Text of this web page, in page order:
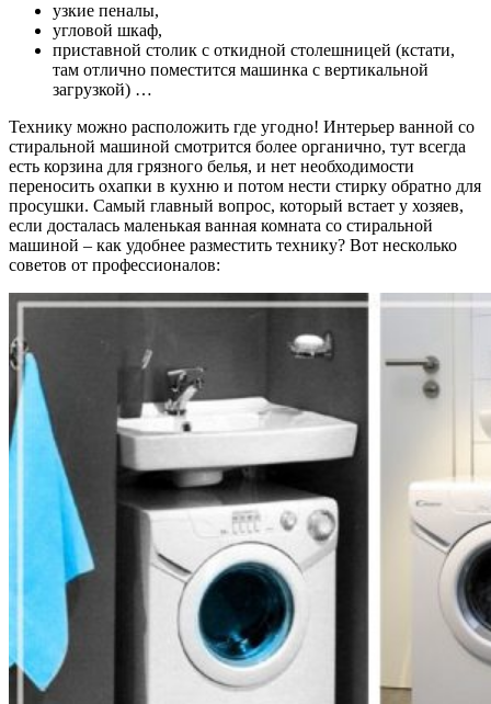
узкие пеналы,
угловой шкаф,
приставной столик с откидной столешницей (кстати,
там отлично поместится машинка с вертикальной
загрузкой) …
Технику можно расположить где угодно! Интерьер ванной со
стиральной машиной смотрится более органично, тут всегда
есть корзина для грязного белья, и нет необходимости
переносить охапки в кухню и потом нести стирку обратно для
просушки. Самый главный вопрос, который встает у хозяев,
если досталась маленькая ванная комната со стиральной
машиной – как удобнее разместить технику? Вот несколько
советов от профессионалов: